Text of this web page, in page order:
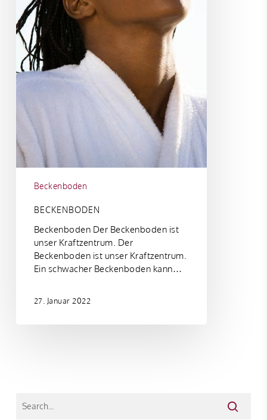
Beckenboden
BECKENBODEN
Beckenboden Der Beckenboden ist
unser Kraftzentrum. Der
Beckenboden ist unser Kraftzentrum.
Ein schwacher Beckenboden kann…
27. Januar 2022